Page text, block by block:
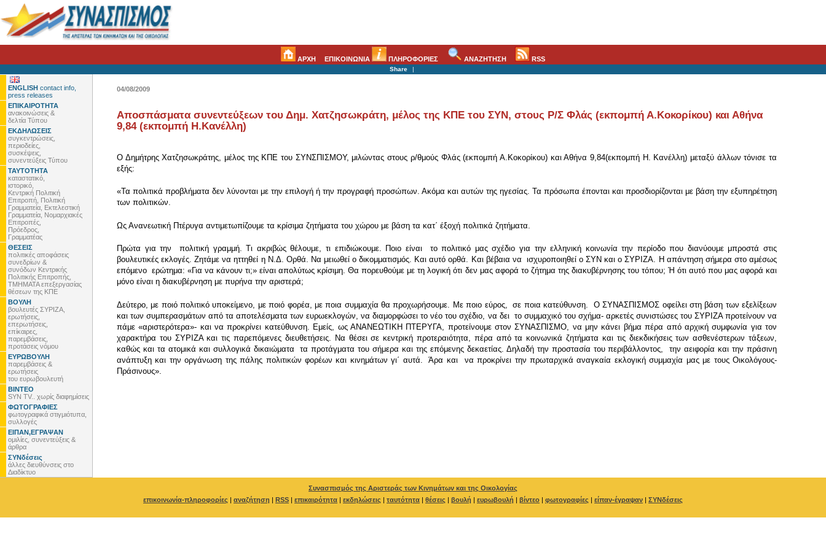
ΑΡΧΗ ΕΠΙΚΟΙΝΩΝΙΑ ΠΛΗΡΟΦΟΡΙΕΣ ΑΝΑΖΗΤΗΣΗ RSS
Share |
ENGLISH contact info,
press releases
ΕΠΙΚΑΙΡΟΤΗΤΑ
ανακοινώσεις &
δελτία Τύπου
ΕΚΔΗΛΩΣΕΙΣ
συγκεντρώσεις,
περιοδείες,
συσκέψεις,
συνεντεύξεις Τύπου
ΤΑΥΤΟΤΗΤΑ
καταστατικό,
ιστορικό,
Κεντρική Πολιτική
Επιτροπή, Πολιτική
Γραμματεία, Εκτελεστική
Γραμματεία, Νομαρχιακές
Επιτροπές,
Πρόεδρος,
Γραμματέας
ΘΕΣΕΙΣ
πολιτικές αποφάσεις
συνεδρίων &
συνόδων Κεντρικής
Πολιτικής Επιτροπής,
ΤΜΗΜΑΤΑ επεξεργασίας
θέσεων της ΚΠΕ
ΒΟΥΛΗ
βουλευτές ΣΥΡΙΖΑ,
ερωτήσεις,
επερωτήσεις,
επίκαιρες,
παρεμβάσεις,
προτάσεις νόμου
ΕΥΡΩΒΟΥΛΗ
παρεμβάσεις &
ερωτήσεις
του ευρωβουλευτή
ΒΙΝΤΕΟ
SYN TV.. χωρίς διαφημίσεις
ΦΩΤΟΓΡΑΦΙΕΣ
φωτογραφικά στιγμιότυπα,
συλλογές
ΕΙΠΑΝ,ΕΓΡΑΨΑΝ
ομιλίες, συνεντεύξεις &
άρθρα
ΣΥΝδέσεις
άλλες διευθύνσεις στο
Διαδίκτυο
04/08/2009
Αποσπάσματα συνεντεύξεων του Δημ. Χατζησωκράτη, μέλος της ΚΠΕ του ΣΥΝ, στους Ρ/Σ Φλάς (εκπομπή Α.Κοκορίκου) και Αθήνα
9,84 (εκπομπή Η.Κανέλλη)
Ο Δημήτρης Χατζησωκράτης, μέλος της ΚΠΕ του ΣΥΝΣΠΙΣΜΟΥ, μιλώντας στους ρ/θμούς Φλάς (εκπομπή Α.Κοκορίκου) και Αθήνα 9,84(εκπομπή Η. Κανέλλη) μεταξύ άλλων τόνισε τα
εξής:
«Τα πολιτικά προβλήματα δεν λύνονται με την επιλογή ή την προγραφή προσώπων. Ακόμα και αυτών της ηγεσίας. Τα πρόσωπα έπονται και προσδιορίζονται με βάση την εξυπηρέτηση
των πολιτικών.
Ως Ανανεωτική Πτέρυγα αντιμετωπίζουμε τα κρίσιμα ζητήματα του χώρου με βάση τα κατ΄ έξοχή πολιτικά ζητήματα.
Πρώτα για την πολιτική γραμμή. Τι ακριβώς θέλουμε, τι επιδιώκουμε. Ποιο είναι το πολιτικό μας σχέδιο για την ελληνική κοινωνία την περίοδο που διανύουμε μπροστά στις
βουλευτικές εκλογές. Ζητάμε να ηττηθεί η Ν.Δ. Ορθά. Να μειωθεί ο δικομματισμός. Και αυτό ορθά. Και βέβαια να ισχυροποιηθεί ο ΣΥΝ και ο ΣΥΡΙΖΑ. Η απάντηση σήμερα στο αμέσως
επόμενο ερώτημα: «Για να κάνουν τι;» είναι απολύτως κρίσιμη. Θα πορευθούμε με τη λογική ότι δεν μας αφορά το ζήτημα της διακυβέρνησης του τόπου; Ή ότι αυτό που μας αφορά και
μόνο είναι η διακυβέρνηση με πυρήνα την αριστερά;
Δεύτερο, με ποιό πολιτικό υποκείμενο, με ποιό φορέα, με ποια συμμαχία θα προχωρήσουμε. Με ποιο εύρος, σε ποια κατεύθυνση. Ο ΣΥΝΑΣΠΙΣΜΟΣ οφείλει στη βάση των εξελίξεων
και των συμπερασμάτων από τα αποτελέσματα των ευρωεκλογών, να διαμορφώσει το νέο του σχέδιο, να δει το συμμαχικό του σχήμα- αρκετές συνιστώσες του ΣΥΡΙΖΑ προτείνουν να
πάμε «αριστερότερα»- και να προκρίνει κατεύθυνση. Εμείς, ως ΑΝΑΝΕΩΤΙΚΗ ΠΤΕΡΥΓΑ, προτείνουμε στον ΣΥΝΑΣΠΙΣΜΟ, να μην κάνει βήμα πέρα από αρχική συμφωνία για τον
χαρακτήρα του ΣΥΡΙΖΑ και τις παρεπόμενες διευθετήσεις. Να θέσει σε κεντρική προτεραιότητα, πέρα από τα κοινωνικά ζητήματα και τις διεκδικήσεις των ασθενέστερων τάξεων,
καθώς και τα ατομικά και συλλογικά δικαιώματα τα προτάγματα του σήμερα και της επόμενης δεκαετίας. Δηλαδή την προστασία του περιβάλλοντος, την αειφορία και την πράσινη
ανάπτυξη και την οργάνωση της πάλης πολιτικών φορέων και κινημάτων γι΄ αυτά. Άρα και να προκρίνει την πρωταρχικά αναγκαία εκλογική συμμαχία μας με τους Οικολόγους-
Πράσινους».
Συνασπισμός της Αριστεράς των Κινημάτων και της Οικολογίας
επικοινωνία-πληροφορίες | αναζήτηση | RSS | επικαιρότητα | εκδηλώσεις | ταυτότητα | θέσεις | βουλή | ευρωβουλή | βίντεο | φωτογραφίες | είπαν-έγραψαν | ΣΥΝδέσεις